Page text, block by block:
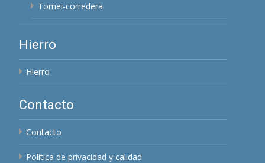
Tomei-corredera
Hierro
Hierro
Contacto
Contacto
Política de privacidad y calidad